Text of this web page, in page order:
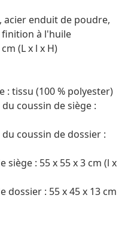
acier enduit de poudre,
finition à l'huile
(L x l x H)
: tissu (100 % polyester)
coussin de siège :
coussin de dossier :
siège : 55 x 55 x 3 cm (l x
dossier : 55 x 45 x 13 cm